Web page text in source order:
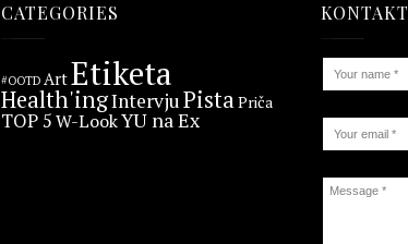
CATEGORIES
#OOTD ArtEtiketa
Health'ingIntervjuPistaPriča
TOP 5W-LookYU na Ex
KONTAKT